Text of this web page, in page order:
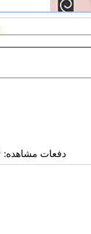
دفعات مشاهده: ۳۴۹۴ بار |